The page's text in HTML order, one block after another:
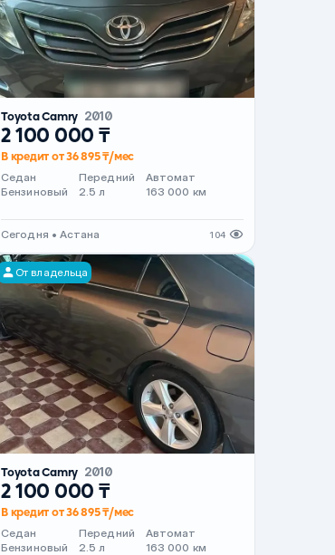
Toyota Camry 2010
2 100 000 ₸
В кредит от 36 895 ₸/мес
Седан
Бензиновый
Передний
2.5 л
Автомат
163 000 км
Сегодня • Астана 104
От владельца
Toyota Camry 2010
2 100 000 ₸
В кредит от 36 895 ₸/мес
Седан
Бензиновый
Передний
2.5 л
Автомат
163 000 км